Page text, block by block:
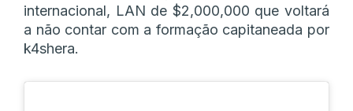
internacional, LAN de $2,000,000 que voltará
a não contar com a formação capitaneada por
k4shera.